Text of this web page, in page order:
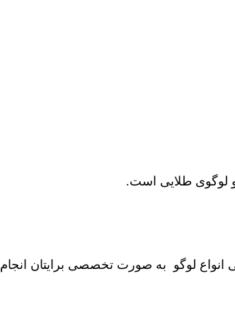
و لوگوی طلایی است.
خدمات طراحی انواع لوگو به صورت تخصصی برایتان